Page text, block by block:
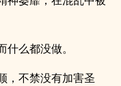
么都没做。
，不禁没有加害圣